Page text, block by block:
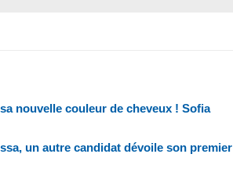
nouvelle couleur de cheveux ! Sofia
un autre candidat dévoile son premier